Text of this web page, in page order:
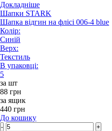
Докладніше
Шапки STARK
Шапка відгин на флісі 006-4 blue
Колір:
Синій
Верх:
Текстиль
В упаковці:
5
за шт
88 грн
за ящик
440 грн
До кошику
-
+